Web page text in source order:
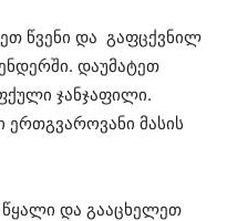
წვენი და გაფცქვნილ
დაუმატეთ
ჯანჯაფილი.
ერთგვაროვანი მასის
წყალი და გააცხელეთ